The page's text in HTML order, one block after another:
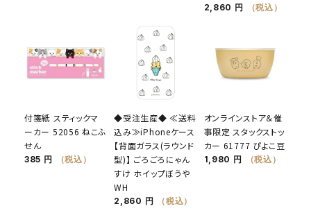
2,860 円 （税込）
付箋紙 スティックマ
ーカー 52056 ねこふ
せん
385 円 （税込）
◆受注生産◆ ≪送料
込み≫iPhoneケース
【背面ガラス(ラウンド
型)】 ごろごろにゃん
すけ ホイップぼうや
WH
2,860 円 （税込）
オンラインストア＆催
事限定 スタックストッ
カー 61777 ぴよこ豆
1,980 円 （税込）